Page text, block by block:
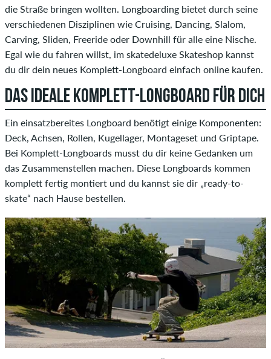
die Straße bringen wollten. Longboarding bietet durch seine
verschiedenen Disziplinen wie Cruising, Dancing, Slalom,
Carving, Sliden, Freeride oder Downhill für alle eine Nische.
Egal wie du fahren willst, im skatedeluxe Skateshop kannst
du dir dein neues Komplett-Longboard einfach online kaufen.
DAS IDEALE KOMPLETT-LONGBOARD FÜR DICH
Ein einsatzbereites Longboard benötigt einige Komponenten:
Deck, Achsen, Rollen, Kugellager, Montageset und Griptape.
Bei Komplett-Longboards musst du dir keine Gedanken um
das Zusammenstellen machen. Diese Longboards kommen
komplett fertig montiert und du kannst sie dir „ready-to-
skate“ nach Hause bestellen.